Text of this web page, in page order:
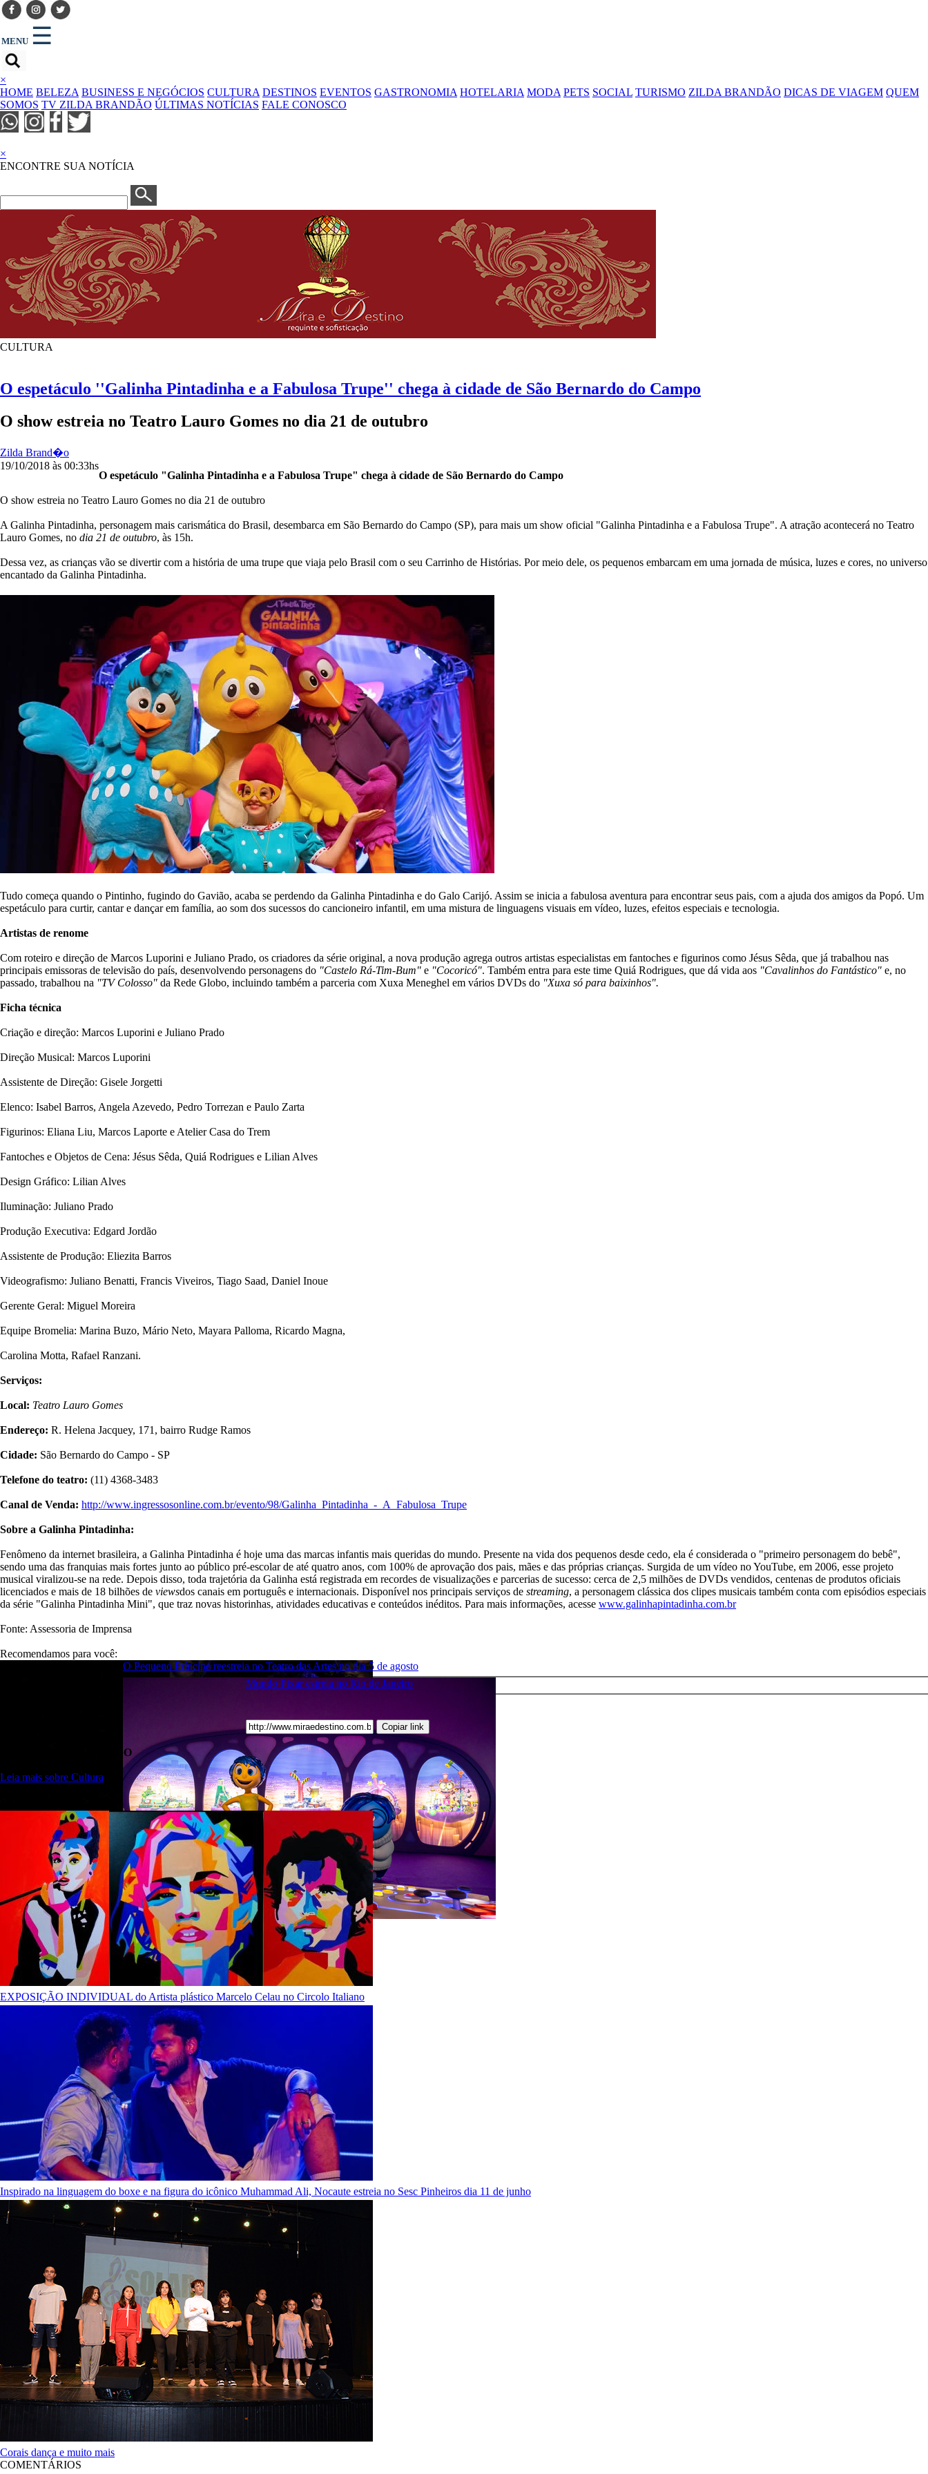
MENU ☰
×
HOME BELEZA BUSINESS E NEGÓCIOS CULTURA DESTINOS EVENTOS GASTRONOMIA HOTELARIA MODA PETS SOCIAL TURISMO ZILDA BRANDÃO DICAS DE VIAGEM QUEM
SOMOS TV ZILDA BRANDÃO ÚLTIMAS NOTÍCIAS FALE CONOSCO
×
ENCONTRE SUA NOTÍCIA
CULTURA
O espetáculo ''Galinha Pintadinha e a Fabulosa Trupe'' chega à cidade de São Bernardo do Campo
O show estreia no Teatro Lauro Gomes no dia 21 de outubro
Zilda Brand�o
19/10/2018 às 00:33hs
O espetáculo "Galinha Pintadinha e a Fabulosa Trupe" chega à cidade de São Bernardo do Campo
O show estreia no Teatro Lauro Gomes no dia 21 de outubro
A Galinha Pintadinha, personagem mais carismática do Brasil, desembarca em São Bernardo do Campo (SP), para mais um show oficial "Galinha Pintadinha e a Fabulosa Trupe". A atração acontecerá no Teatro
Lauro Gomes, no dia 21 de outubro, às 15h.
Dessa vez, as crianças vão se divertir com a história de uma trupe que viaja pelo Brasil com o seu Carrinho de Histórias. Por meio dele, os pequenos embarcam em uma jornada de música, luzes e cores, no universo
encantado da Galinha Pintadinha.
Tudo começa quando o Pintinho, fugindo do Gavião, acaba se perdendo da Galinha Pintadinha e do Galo Carijó. Assim se inicia a fabulosa aventura para encontrar seus pais, com a ajuda dos amigos da Popó. Um
espetáculo para curtir, cantar e dançar em família, ao som dos sucessos do cancioneiro infantil, em uma mistura de linguagens visuais em vídeo, luzes, efeitos especiais e tecnologia.
Artistas de renome
Com roteiro e direção de Marcos Luporini e Juliano Prado, os criadores da série original, a nova produção agrega outros artistas especialistas em fantoches e figurinos como Jésus Sêda, que já trabalhou nas
principais emissoras de televisão do país, desenvolvendo personagens do "Castelo Rá-Tim-Bum" e "Cocoricó". Também entra para este time Quiá Rodrigues, que dá vida aos "Cavalinhos do Fantástico" e, no
passado, trabalhou na "TV Colosso" da Rede Globo, incluindo também a parceria com Xuxa Meneghel em vários DVDs do "Xuxa só para baixinhos".
Ficha técnica
Criação e direção: Marcos Luporini e Juliano Prado
Direção Musical: Marcos Luporini
Assistente de Direção: Gisele Jorgetti
Elenco: Isabel Barros, Angela Azevedo, Pedro Torrezan e Paulo Zarta
Figurinos: Eliana Liu, Marcos Laporte e Atelier Casa do Trem
Fantoches e Objetos de Cena: Jésus Sêda, Quiá Rodrigues e Lilian Alves
Design Gráfico: Lilian Alves
Iluminação: Juliano Prado
Produção Executiva: Edgard Jordão
Assistente de Produção: Eliezita Barros
Videografismo: Juliano Benatti, Francis Viveiros, Tiago Saad, Daniel Inoue
Gerente Geral: Miguel Moreira
Equipe Bromelia: Marina Buzo, Mário Neto, Mayara Palloma, Ricardo Magna,
Carolina Motta, Rafael Ranzani.
Serviços:
Local: Teatro Lauro Gomes
Endereço: R. Helena Jacquey, 171, bairro Rudge Ramos
Cidade: São Bernardo do Campo - SP
Telefone do teatro: (11) 4368-3483
Canal de Venda: http://www.ingressosonline.com.br/evento/98/Galinha_Pintadinha_-_A_Fabulosa_Trupe
Sobre a Galinha Pintadinha:
Fenômeno da internet brasileira, a Galinha Pintadinha é hoje uma das marcas infantis mais queridas do mundo. Presente na vida dos pequenos desde cedo, ela é considerada o "primeiro personagem do bebê",
sendo uma das franquias mais fortes junto ao público pré-escolar de até quatro anos, com 100% de aprovação dos pais, mães e das próprias crianças. Surgida de um vídeo no YouTube, em 2006, esse projeto
musical viralizou-se na rede. Depois disso, toda trajetória da Galinha está registrada em recordes de visualizações e parcerias de sucesso: cerca de 2,5 milhões de DVDs vendidos, centenas de produtos oficiais
licenciados e mais de 18 bilhões de viewsdos canais em português e internacionais. Disponível nos principais serviços de streaming, a personagem clássica dos clipes musicais também conta com episódios especiais
da série "Galinha Pintadinha Mini", que traz novas historinhas, atividades educativas e conteúdos inéditos. Para mais informações, acesse www.galinhapintadinha.com.br
Fonte: Assessoria de Imprensa
Recomendamos para você:
O Pequeno Príncipe reestreia no Teatro das Artes no dia 5 de agosto
Mundo Pixar estreia no Rio de Janeiro
Copiar link
ENVIE PARA UM AMIGO
Leia mais sobre Cultura
EXPOSIÇÃO INDIVIDUAL do Artista plástico Marcelo Celau no Circolo Italiano
Inspirado na linguagem do boxe e na figura do icônico Muhammad Ali, Nocaute estreia no Sesc Pinheiros dia 11 de junho
Corais dança e muito mais
COMENTÁRIOS